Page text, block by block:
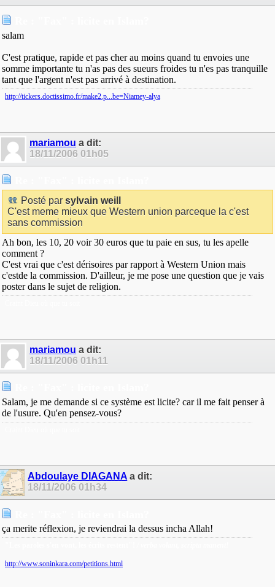
salam
C'est pratique, rapide et pas cher au moins quand tu envoies une
somme importante tu n'as pas des sueurs froides tu n'es pas tranquille
tant que l'argent n'est pas arrivé à destination.
http://tickers.doctissimo.fr/make2.p...be=Niamey-alya
mariamou a dit:
18/11/2006 01h05
Posté par sylvain weill
C'est meme mieux que Western union parceque la c'est
sans commission
Ah bon, les 10, 20 voir 30 euros que tu paie en sus, tu les apelle
comment ?
C'est vrai que c'est dérisoires par rapport à Western Union mais
c'estde la commission. D'ailleur, je me pose une question que je vais
poster dans le sujet de religion.
mariamou a dit:
18/11/2006 01h11
Salam, je me demande si ce système est licite? car il me fait penser à
de l'usure. Qu'en pensez-vous?
Abdoulaye DIAGANA a dit:
18/11/2006 01h34
ça merite réflexion, je reviendrai la dessus incha Allah!
http://www.soninkara.com/petitions.html